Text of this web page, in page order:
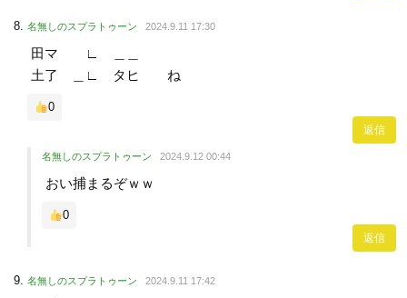
名無しのスプラトゥーン 2024.9.11 17:30
田マ ∟ ＿＿
土了 ＿∟ タヒ ね
0
返信
名無しのスプラトゥーン 2024.9.12 00:44
おい捕まるぞｗｗ
0
返信
名無しのスプラトゥーン 2024.9.11 17:42